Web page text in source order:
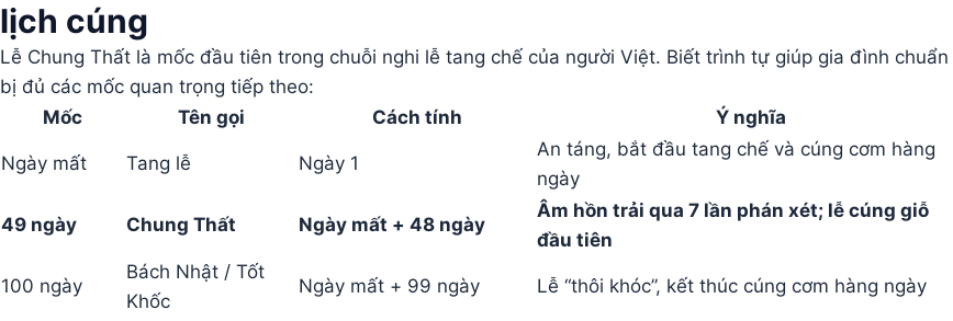
lịch cúng
Lễ Chung Thất là mốc đầu tiên trong chuỗi nghi lễ tang chế của người Việt. Biết trình tự giúp gia đình chuẩn
bị đủ các mốc quan trọng tiếp theo:
Mốc
Tên gọi Cách tính Ý nghĩa
Ngày mất Tang lễ Ngày 1
An táng, bắt đầu tang chế và cúng cơm hàng
ngày
49 ngày Chung Thất Ngày mất + 48 ngày
Âm hồn trải qua 7 lần phán xét; lễ cúng giỗ
đầu tiên
100 ngày
Bách Nhật / Tốt
Khốc
Ngày mất + 99 ngày Lễ “thôi khóc”, kết thúc cúng cơm hàng ngày